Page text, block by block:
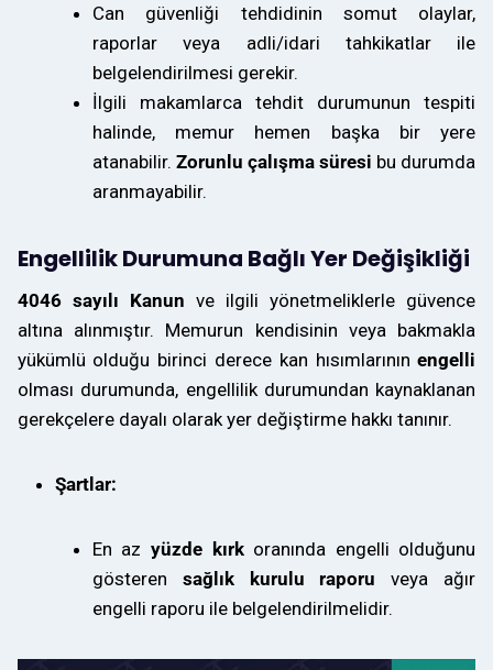
Can güvenliği tehdidinin somut olaylar,
raporlar veya adli/idari tahkikatlar ile
belgelendirilmesi gerekir.
İlgili makamlarca tehdit durumunun tespiti
halinde, memur hemen başka bir yere
atanabilir. Zorunlu çalışma süresi bu durumda
aranmayabilir.
Engellilik Durumuna Bağlı Yer Değişikliği
4046 sayılı Kanun ve ilgili yönetmeliklerle güvence
altına alınmıştır. Memurun kendisinin veya bakmakla
yükümlü olduğu birinci derece kan hısımlarınınengelli
olması durumunda, engellilik durumundan kaynaklanan
gerekçelere dayalı olarak yer değiştirme hakkı tanınır.
Şartlar:
En az yüzde kırkoranında engelli olduğunu
gösteren sağlık kurulu raporu veya ağır
engelli raporu ile belgelendirilmelidir.